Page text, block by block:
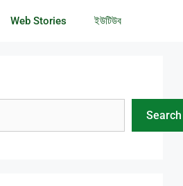
Web Stories ইউটিউব
Search